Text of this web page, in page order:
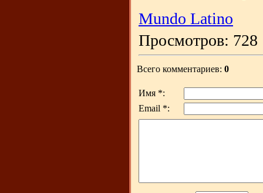
Mundo Latino
Просмотров:
Всего комментариев: 0
Имя *:
Email *: